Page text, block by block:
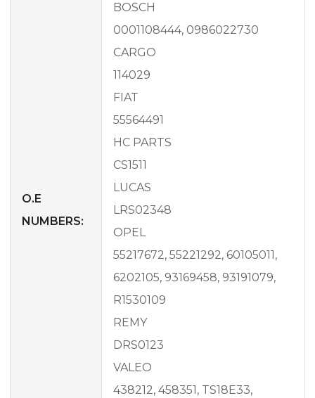
O.E
NUMBERS:
BOSCH
0001108444, 0986022730
CARGO
114029
FIAT
55564491
HC PARTS
CS1511
LUCAS
LRS02348
OPEL
55217672, 55221292, 60105011,
6202105, 93169458, 93191079,
R1530109
REMY
DRS0123
VALEO
438212, 458351, TS18E33,